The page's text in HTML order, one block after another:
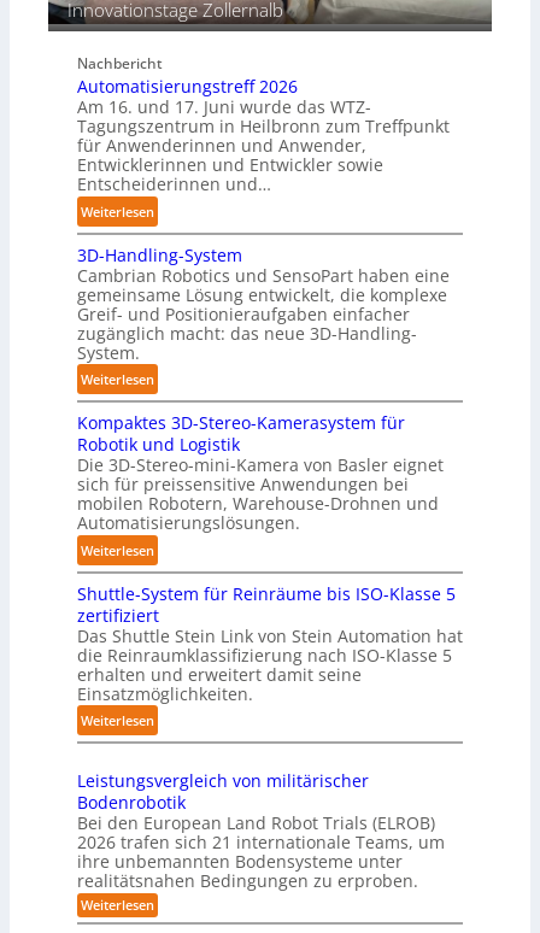
r
o
b
o
t
t
ä
i
g
e
P
o
l
y
m
e
r
l
a
g
e
r
f
ü
r
T
a
u
c
h
r
o
b
o
t
e
Innovationstage Zollernalb
Nachbericht
Automatisierungstreff 2026
Am 16. und 17. Juni wurde das WTZ-
Tagungszentrum in Heilbronn zum Treffpunkt
für Anwenderinnen und Anwender,
Entwicklerinnen und Entwickler sowie
Entscheiderinnen und…
Weiterlesen:
A
u
t
o
m
t
i
s
i
e
r
u
n
g
s
t
r
e
f
f
0
6
3D-Handling-System
Cambrian Robotics und SensoPart haben eine
gemeinsame Lösung entwickelt, die komplexe
Greif- und Positionieraufgaben einfacher
zugänglich macht: das neue 3D-Handling-
System.
Weiterlesen:
3
D
-
H
a
n
d
l
n
g
-
S
y
s
t
m
Kompaktes 3D-Stereo-Kamerasystem für
Robotik und Logistik
Die 3D-Stereo-mini-Kamera von Basler eignet
sich für preissensitive Anwendungen bei
mobilen Robotern, Warehouse-Drohnen und
Automatisierungslösungen.
Weiterlesen:
K
o
m
p
a
k
t
e
3
D
-
S
t
e
r
Shuttle-System für Reinräume bis ISO-Klasse 5
zertifiziert
Das Shuttle Stein Link von Stein Automation hat
die Reinraumklassifizierung nach ISO-Klasse 5
erhalten und erweitert damit seine
Einsatzmöglichkeiten.
Weiterlesen:
S
u
t
t
l
e
-
S
Leistungsvergleich von militärischer
Bodenrobotik
Bei den European Land Robot Trials (ELROB)
2026 trafen sich 21 internationale Teams, um
ihre unbemannten Bodensysteme unter
realitätsnahen Bedingungen zu erproben.
Weiterlesen:
L